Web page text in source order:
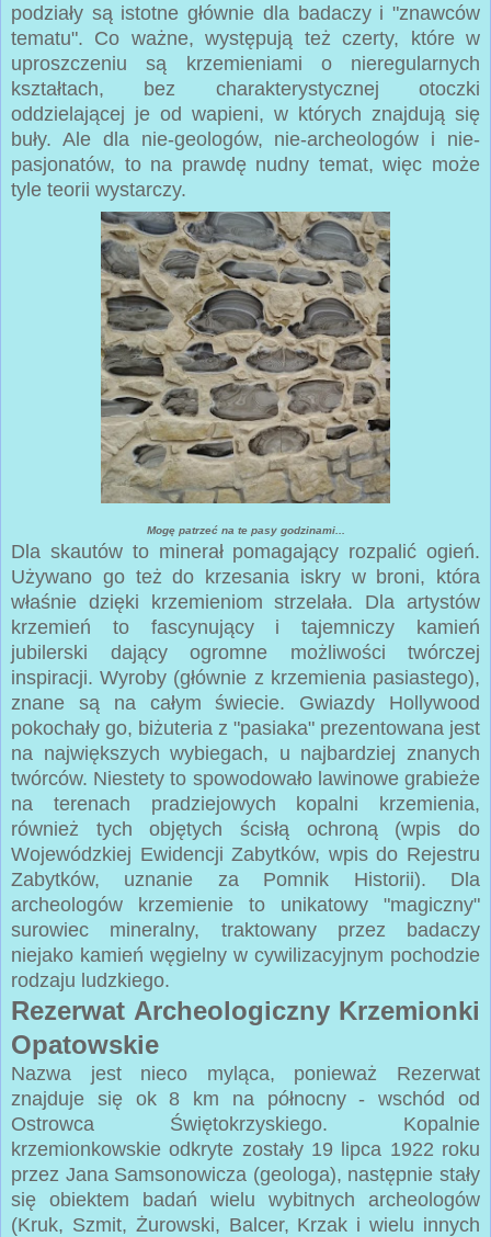
podziały są istotne głównie dla badaczy i "znawców
tematu". Co ważne, występują też czerty, które w
uproszczeniu są krzemieniami o nieregularnych
kształtach, bez charakterystycznej otoczki
oddzielającej je od wapieni, w których znajdują się
buły. Ale dla nie-geologów, nie-archeologów i nie-
pasjonatów, to na prawdę nudny temat, więc może
tyle teorii wystarczy.
Mogę patrzeć na te pasy godzinami...
Dla skautów to minerał pomagający rozpalić ogień.
Używano go też do krzesania iskry w broni, która
właśnie dzięki krzemieniom strzelała. Dla artystów
krzemień to fascynujący i tajemniczy kamień
jubilerski dający ogromne możliwości twórczej
inspiracji. Wyroby (głównie z krzemienia pasiastego),
znane są na całym świecie. Gwiazdy Hollywood
pokochały go, biżuteria z "pasiaka" prezentowana jest
na największych wybiegach, u najbardziej znanych
twórców. Niestety to spowodowało lawinowe grabieże
na terenach pradziejowych kopalni krzemienia,
również tych objętych ścisłą ochroną (wpis do
Wojewódzkiej Ewidencji Zabytków, wpis do Rejestru
Zabytków, uznanie za Pomnik Historii). Dla
archeologów krzemienie to unikatowy "magiczny"
surowiec mineralny, traktowany przez badaczy
niejako kamień węgielny w cywilizacyjnym pochodzie
rodzaju ludzkiego.
Rezerwat Archeologiczny Krzemionki
Opatowskie
Nazwa jest nieco myląca, ponieważ Rezerwat
znajduje się ok 8 km na północny - wschód od
Ostrowca Świętokrzyskiego. Kopalnie
krzemionkowskie odkryte zostały 19 lipca 1922 roku
przez Jana Samsonowicza (geologa), następnie stały
się obiektem badań wielu wybitnych archeologów
(Kruk, Szmit, Żurowski, Balcer, Krzak i wielu innych